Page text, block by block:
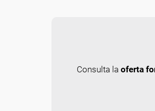
Consulta la oferta